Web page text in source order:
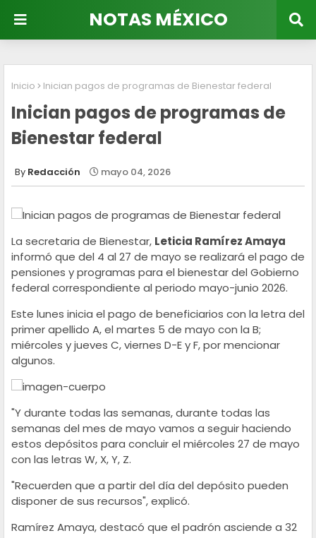
NOTAS MÉXICO
Inicio Inician pagos de programas de Bienestar federal
Inician pagos de programas de
Bienestar federal
Redacción mayo 04, 2026
La secretaria de Bienestar, Leticia Ramírez Amaya
informó que del 4 al 27 de mayo se realizará el pago de
pensiones y programas para el bienestar del Gobierno
federal correspondiente al periodo mayo-junio 2026.
Este lunes inicia el pago de beneficiarios con la letra del
primer apellido A, el martes 5 de mayo con la B;
miércoles y jueves C, viernes D-E y F, por mencionar
algunos.
"Y durante todas las semanas, durante todas las
semanas del mes de mayo vamos a seguir haciendo
estos depósitos para concluir el miércoles 27 de mayo
con las letras W, X, Y, Z.
"Recuerden que a partir del día del depósito pueden
disponer de sus recursos", explicó.
Ramírez Amaya, destacó que el padrón asciende a 32